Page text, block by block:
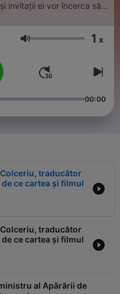
invitații ei vor încerca să
întrebările de care
Lautstärke 1 x
00:00
traducător
ce cartea și filmul
traducător
ce cartea și filmul
al Apărării de